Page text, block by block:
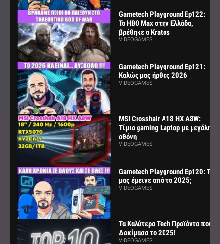
Gametech Playground Ep122:
Το HBO Max στην Ελλάδα,
βρέθηκε ο Kratos
VIDEOGAMES
Gametech Playground Ep121:
Καλώς μας ήρθες 2026
VIDEOGAMES
MSI Crosshair A18 HX A8W:
Τίμιο gaming Laptop με μεγάλη
οθόνη
VIDEOGAMES
Gametech Playground Ep120: Τι
μας έμεινε από το 2025;
VIDEOGAMES
Τα Καλύτερα Tech Προϊόντα που
Δοκίμασα το 2025!
VIDEOGAMES